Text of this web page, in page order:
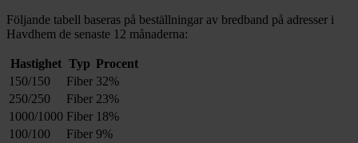
Följande tabell baseras på beställningar av bredband på adresser i
Havdhem de senaste 12 månaderna:
Hastighet Typ Procent
150/150
Fiber 32%
250/250
Fiber 23%
1000/1000 Fiber 18%
100/100
Fiber 9%